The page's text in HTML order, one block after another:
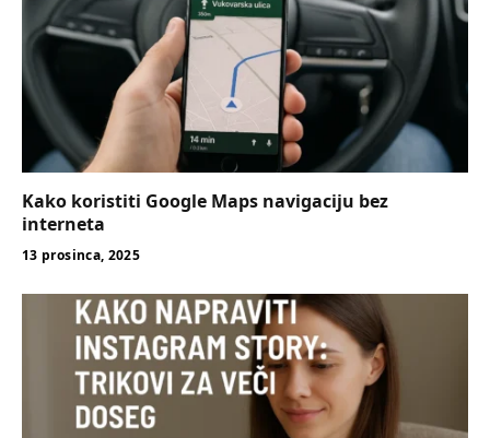
Kako koristiti Google Maps navigaciju bez
interneta
13 prosinca, 2025